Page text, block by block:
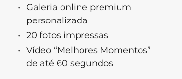
Galeria online premium
personalizada
20 fotos impressas
Vídeo “Melhores Momentos”
de até 60 segundos